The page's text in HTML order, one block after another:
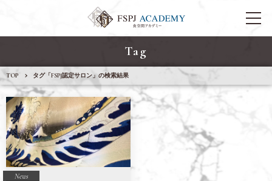
Tag
TOP タグ「FSPJ認定サロン」の検索結果
News